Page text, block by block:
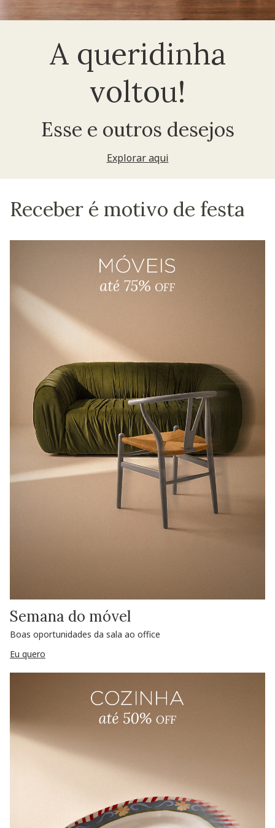
A queridinha
voltou!
Esse e outros desejos
Explorar aqui
Receber é motivo de festa
Semana do móvel
Boas oportunidades da sala ao office
Eu quero